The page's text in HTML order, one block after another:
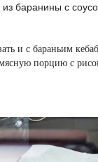
баранины с
и с бараньим
порцию с